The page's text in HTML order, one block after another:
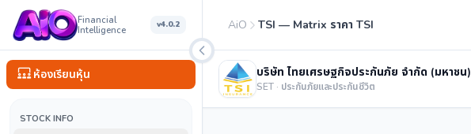
Financial
Intelligence
v4.0.2
ห้องเรียนหุ้น
STOCK INFO
AiO TSI — Matrix ราคา TSI
บริษัท ไทยเศรษฐกิจประกันภัย จำกัด (มหาชน)
SET · ประกันภัยและประกันชีวิต